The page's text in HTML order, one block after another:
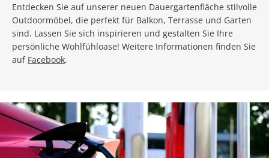
Entdecken Sie auf unserer neuen Dauergartenfläche stilvolle
Outdoormöbel, die perfekt für Balkon, Terrasse und Garten
sind. Lassen Sie sich inspirieren und gestalten Sie Ihre
persönliche Wohlfühloase! Weitere Informationen finden Sie
auf Facebook.